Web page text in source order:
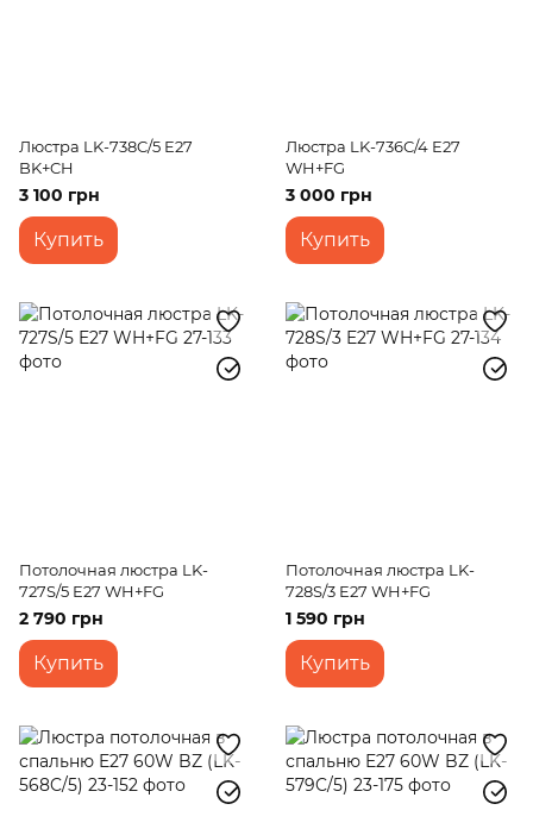
Люстра LK-738C/5 E27
BK+CH
3 100 грн
Купить
Люстра LK-736C/4 E27
WH+FG
3 000 грн
Купить
Потолочная люстра LK-
727S/5 E27 WH+FG
2 790 грн
Купить
Потолочная люстра LK-
728S/3 E27 WH+FG
1 590 грн
Купить